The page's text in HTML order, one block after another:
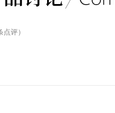
点评）